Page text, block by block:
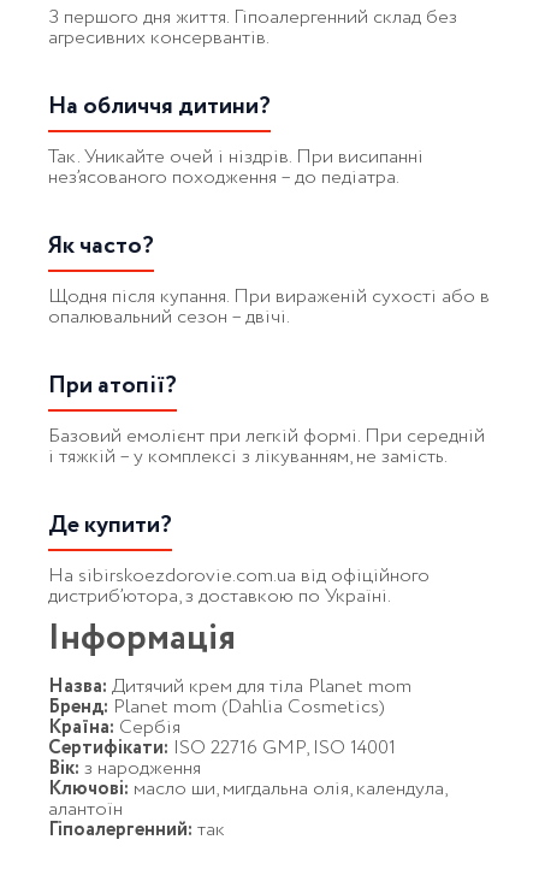
З першого дня життя. Гіпоалергенний склад без
агресивних консервантів.
На обличчя дитини?
Так. Уникайте очей і ніздрів. При висипанні
нез’ясованого походження – до педіатра.
Як часто?
Щодня після купання. При вираженій сухості або в
опалювальний сезон – двічі.
При атопії?
Базовий емолієнт при легкій формі. При середній
і тяжкій – у комплексі з лікуванням, не замість.
Де купити?
На sibirskoezdorovie.com.ua від офіційного
дистриб’ютора, з доставкою по Україні.
Інформація
Назва: Дитячий крем для тіла Planet mom
Бренд: Planet mom (Dahlia Cosmetics)
Країна: Сербія
Сертифікати: ISO 22716 GMP, ISO 14001
Вік: з народження
Ключові: масло ши, мигдальна олія, календула,
алантоїн
Гіпоалергенний: так